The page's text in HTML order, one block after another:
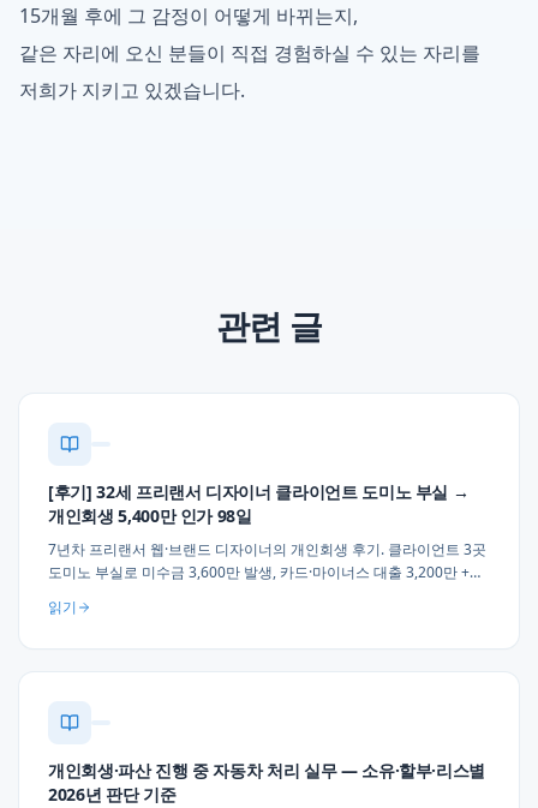
15개월 후에 그 감정이 어떻게 바뀌는지,
같은 자리에 오신 분들이 직접 경험하실 수 있는 자리를
저희가 지키고 있겠습니다.
관련 글
[후기] 32세 프리랜서 디자이너 클라이언트 도미노 부실 →
개인회생 5,400만 인가 98일
7년차 프리랜서 웹·브랜드 디자이너의 개인회생 후기. 클라이언트 3곳
도미노 부실로 미수금 3,600만 발생, 카드·마이너스 대출 3,200만 +
·1인 자영업자 채무 실무 조언 3가지.
읽기
개인회생·파산 진행 중 자동차 처리 실무 — 소유·할부·리스별
2026년 판단 기준